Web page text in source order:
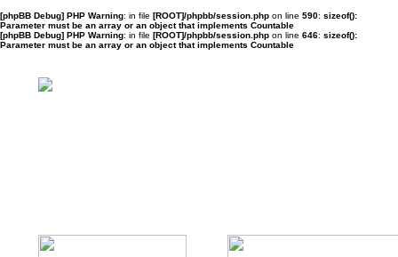
[phpBB Debug] PHP Warning: in file [ROOT]/phpbb/session.php on line 590: sizeof():
Parameter must be an array or an object that implements Countable
[phpBB Debug] PHP Warning: in file [ROOT]/phpbb/session.php on line 646: sizeof():
Parameter must be an array or an object that implements Countable